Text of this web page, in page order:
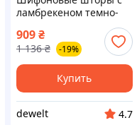
ламбрекеном темно-
фиолетового цвета на
тасьме ALBO CL0194509
909 ₴
1 136 ₴ -19%
Купить
dewelt
4.7